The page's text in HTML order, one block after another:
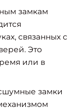
замкам
связанных с
Это
или в
замки